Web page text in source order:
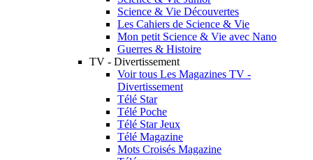
Science & Vie Découvertes
Les Cahiers de Science & Vie
Mon petit Science & Vie avec Nano
Guerres & Histoire
TV - Divertissement
Voir tous Les Magazines TV -
Divertissement
Télé Star
Télé Poche
Télé Star Jeux
Télé Magazine
Mots Croisés Magazine